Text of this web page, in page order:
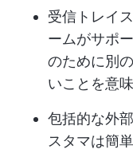
受信トレイ
ームがサポ
のために別
いことを意味
包括的な外
スタマは簡